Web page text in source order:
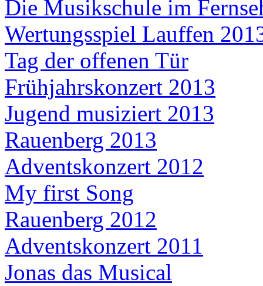
Die Musikschule im
Wertungsspiel Lauffen
Tag der offenen Tür
Frühjahrskonzert 2013
Jugend musiziert 2013
Rauenberg 2013
Adventskonzert 2012
My first Song
Rauenberg 2012
Adventskonzert 2011
Jonas das Musical